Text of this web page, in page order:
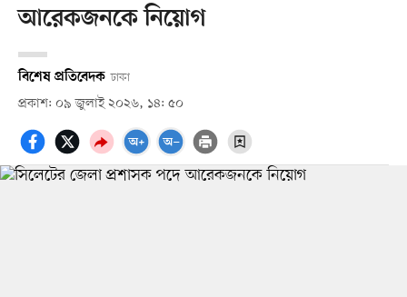
আরেকজনকে নিয়োগ
বিশেষ প্রতিবেদক ঢাকা
প্রকাশ: ০৯ জুলাই ২০২৬, ১৪: ৫০